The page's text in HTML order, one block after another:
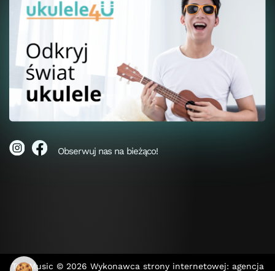
Obserwuj nas na bieżąco!
Top Music © 2026 Wykonawca strony internetowej: agencja